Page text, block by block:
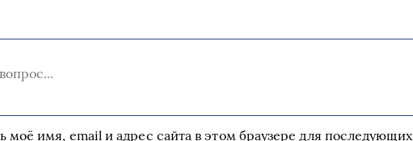
моё имя, email и адрес сайта в этом браузере для последующих